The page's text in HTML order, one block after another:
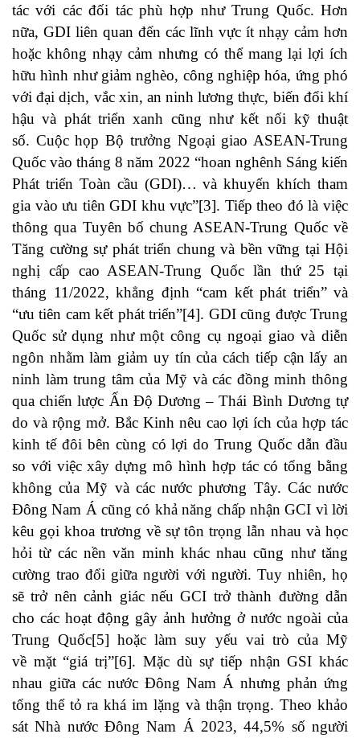
tác với các đối tác phù hợp như Trung Quốc. Hơn
nữa, GDI liên quan đến các lĩnh vực ít nhạy cảm hơn
hoặc không nhạy cảm nhưng có thể mang lại lợi ích
hữu hình như giảm nghèo, công nghiệp hóa, ứng phó
với đại dịch, vắc xin, an ninh lương thực, biến đổi khí
hậu và phát triển xanh cũng như kết nối kỹ thuật
số. Cuộc họp Bộ trưởng Ngoại giao ASEAN-Trung
Quốc vào tháng 8 năm 2022 “hoan nghênh Sáng kiến
​​Phát triển Toàn cầu (GDI)… và khuyến khích tham
gia vào ưu tiên GDI khu vực”[3]. Tiếp theo đó là việc
thông qua Tuyên bố chung ASEAN-Trung Quốc về
Tăng cường sự phát triển chung và bền vững tại Hội
nghị cấp cao ASEAN-Trung Quốc lần thứ 25 tại
tháng 11/2022, khẳng định “cam kết phát triển” và
“ưu tiên cam kết phát triển”[4]. GDI cũng được Trung
Quốc sử dụng như một công cụ ngoại giao và diễn
ngôn nhằm làm giảm uy tín của cách tiếp cận lấy an
ninh làm trung tâm của Mỹ và các đồng minh thông
qua chiến lược Ấn Độ Dương – Thái Bình Dương tự
do và rộng mở. Bắc Kinh nêu cao lợi ích của hợp tác
kinh tế đôi bên cùng có lợi do Trung Quốc dẫn đầu
so với việc xây dựng mô hình hợp tác có tổng bằng
không của Mỹ và các nước phương Tây. Các nước
Đông Nam Á cũng có khả năng chấp nhận GCI vì lời
kêu gọi khoa trương về sự tôn trọng lẫn nhau và học
hỏi từ các nền văn minh khác nhau cũng như tăng
cường trao đổi giữa người với người. Tuy nhiên, họ
sẽ trở nên cảnh giác nếu GCI trở thành đường dẫn
cho các hoạt động gây ảnh hưởng ở nước ngoài của
Trung Quốc[5] hoặc làm suy yếu vai trò của Mỹ
về mặt “giá trị”[6]. Mặc dù sự tiếp nhận GSI khác
nhau giữa các nước Đông Nam Á nhưng phản ứng
tổng thể tỏ ra khá im lặng và thận trọng. Theo khảo
sát Nhà nước Đông Nam Á 2023, 44,5% số người